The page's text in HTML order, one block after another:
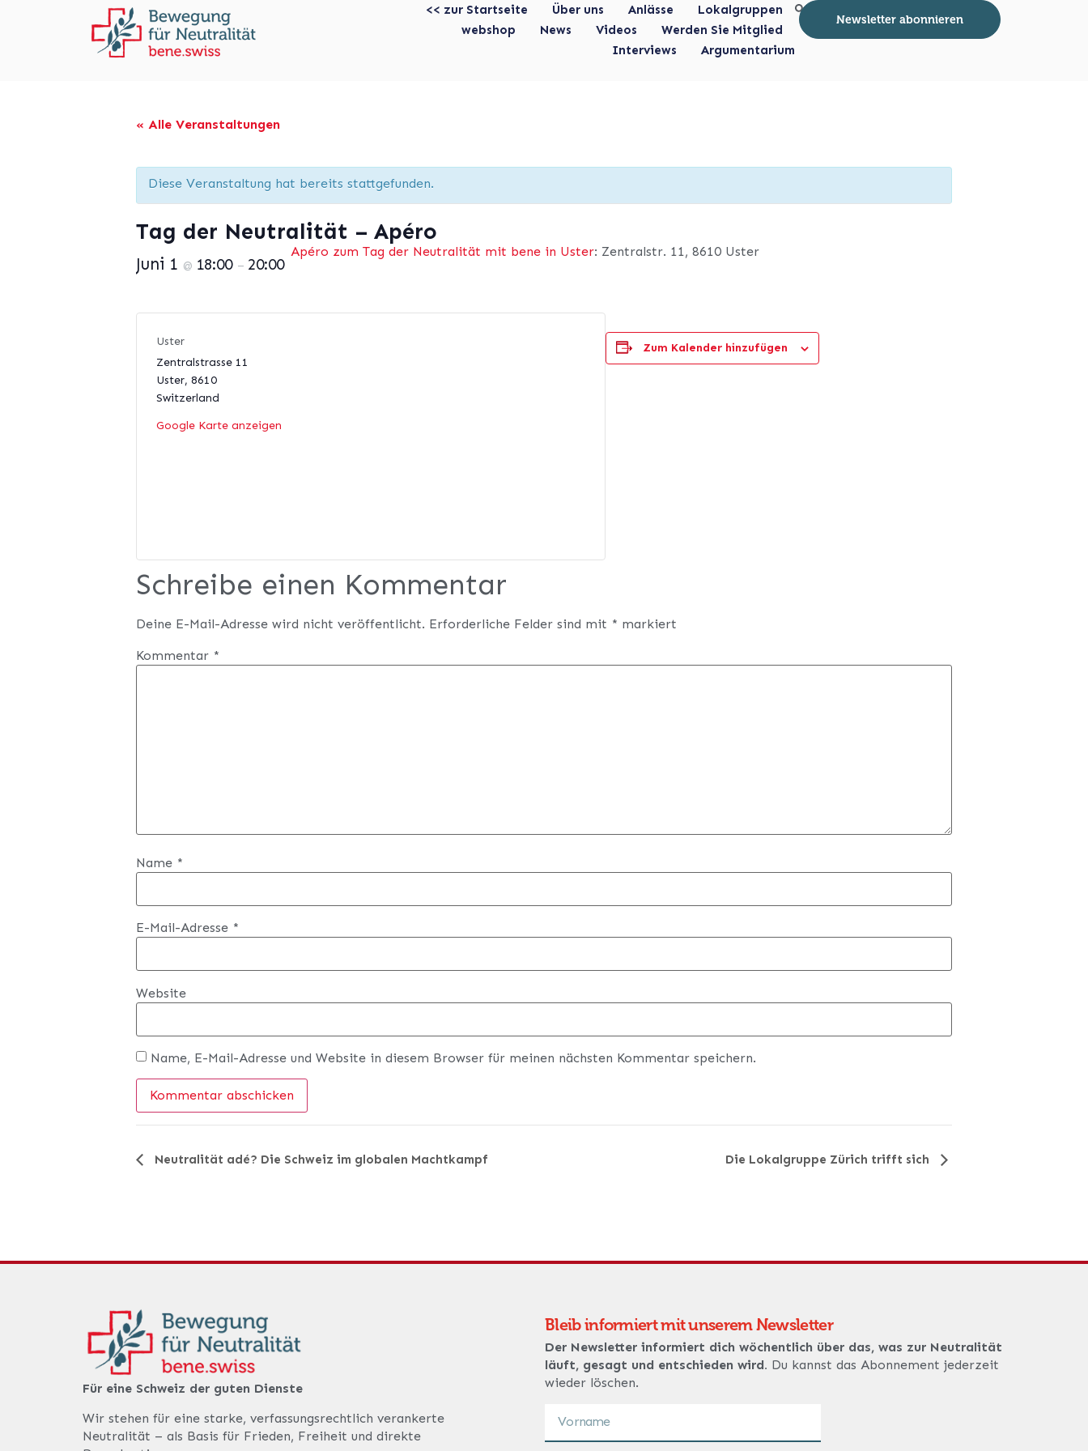
<< zur Startseite Über uns Anlässe
Lokalgruppen
webshop
News Videos
Werden Sie Mitglied
Interviews
Argumentarium
Newsletter abonnieren
« Alle Veranstaltungen
Diese Veranstaltung hat bereits stattgefunden.
Tag der Neutralität – Apéro
Juni 1 @ 18:00 – 20:00
Apéro zum Tag der Neutralität mit bene in Uster: Zentralstr. 11, 8610 Uster
Uster
Zentralstrasse 11
Uster, 8610
Switzerland
Google Karte anzeigen
Zum Kalender hinzufügen
Schreibe einen Kommentar
Deine E-Mail-Adresse wird nicht veröffentlicht. Erforderliche Felder sind mit * markiert
Kommentar *
Name *
E-Mail-Adresse *
Website
Name, E-Mail-Adresse und Website in diesem Browser für meinen nächsten Kommentar speichern.
Veranstaltung-
Neutralität adé? Die Schweiz im globalen Machtkampf Die Lokalgruppe Zürich trifft sich
Für eine Schweiz der guten Dienste
Wir stehen für eine starke, verfassungsrechtlich verankerte
Neutralität – als Basis für Frieden, Freiheit und direkte
Bleib informiert mit unserem Newsletter
Der Newsletter informiert dich wöchentlich über das, was zur Neutralität
läuft, gesagt und entschieden wird. Du kannst das Abonnement jederzeit
wieder löschen.